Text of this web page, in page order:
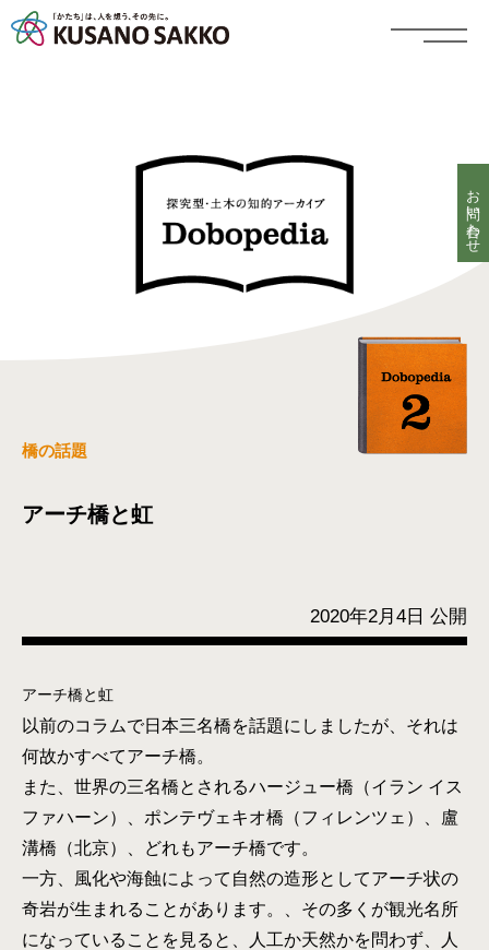
橋の話題
アーチ橋と虹
2020年2月4日 公開
アーチ橋と虹
以前のコラムで日本三名橋を話題にしましたが、それは
何故かすべてアーチ橋。
また、世界の三名橋とされるハージュー橋（イラン イス
ファハーン）、ポンテヴェキオ橋（フィレンツェ）、盧
溝橋（北京）、どれもアーチ橋です。
一方、風化や海蝕によって自然の造形としてアーチ状の
奇岩が生まれることがあります。、その多くが観光名所
になっていることを見ると、人工か天然かを問わず、人
お問い合わせ